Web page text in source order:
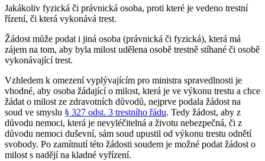
Jakákoliv fyzická či právnická osoba, proti které je vedeno trestní
řízení, či která vykonává trest.
Žádost může podat i jiná osoba (právnická či fyzická), která má
zájem na tom, aby byla milost udělena osobě trestně stíhané či osobě
vykonávající trest.
Vzhledem k omezení vyplývajícím pro ministra spravedlnosti je
vhodné, aby osoba žádající o milost, která je ve výkonu trestu a chce
žádat o milost ze zdravotních důvodů, nejprve podala žádost na
soud ve smyslu § 327 odst. 3 trestního řádu. Tedy žádost, aby z
důvodu nemoci, která je nevyléčitelná a životu nebezpečná, či z
důvodu nemoci duševní, sám soud upustil od výkonu trestu odnětí
svobody. Po zamítnutí této žádosti soudem je možné podat žádost o
milost s nadějí na kladné vyřízení.